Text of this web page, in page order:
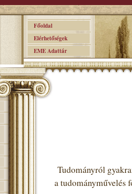
Főoldal
Elérhetőségek
EME Adattár
Tudományról
a tudományművelés